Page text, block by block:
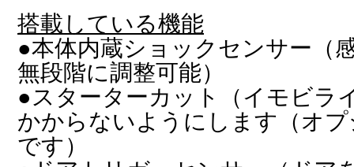
搭載している機能
●本体内蔵ショックセンサー（
無段階に調整可能）
●スターターカット（イモビラ
かからないようにします（オ
です）